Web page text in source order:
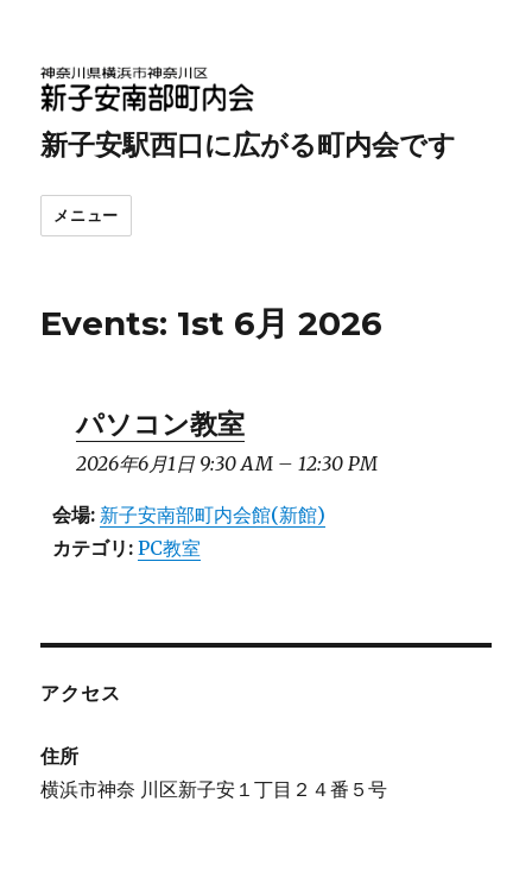
新子安駅西口に広がる町内会です
メニュー
Events: 1st 6月 2026
パソコン教室
2026年6月1日 9:30 AM– 12:30 PM
会場: 新子安南部町内会館(新館)
カテゴリ: PC教室
アクセス
住所
横浜市神奈 川区新子安１丁目２４番５号